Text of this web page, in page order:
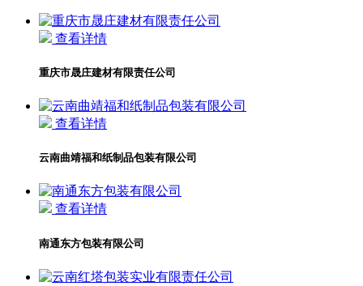
查看详情
重庆市晟庄建材有限责任公司
查看详情
云南曲靖福和纸制品包装有限公司
查看详情
南通东方包装有限公司